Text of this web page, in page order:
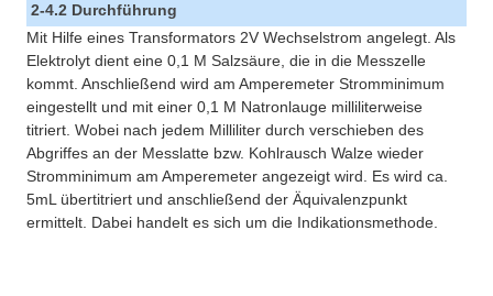
2-4.2 Durchführung
Mit Hilfe eines Transformators 2V Wechselstrom angelegt. Als
Elektrolyt dient eine 0,1 M Salzsäure, die in die Messzelle
kommt. Anschließend wird am Amperemeter Stromminimum
eingestellt und mit einer 0,1 M Natronlauge milliliterweise
titriert. Wobei nach jedem Milliliter durch verschieben des
Abgriffes an der Messlatte bzw. Kohlrausch Walze wieder
Stromminimum am Amperemeter angezeigt wird. Es wird ca.
5mL übertitriert und anschließend der Äquivalenzpunkt
ermittelt. Dabei handelt es sich um die Indikationsmethode.